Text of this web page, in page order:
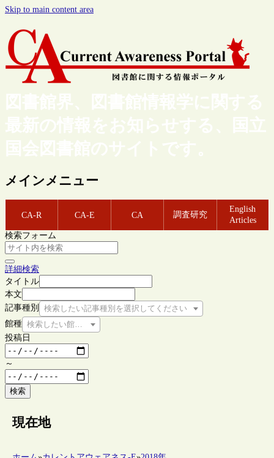
Skip to main content area
図書館界、図書館情報学に関する
最新の情報をお知らせする、国立
国会図書館のサイトです。
メインメニュー
CA-R CA-E CA 調査研究
English
Articles
検索フォーム
詳細検索
タイトル
本文
記事種別
検索したい記事種別を選択してください
館種 検索したい館種を選択してください
投稿日
～
検索
現在地